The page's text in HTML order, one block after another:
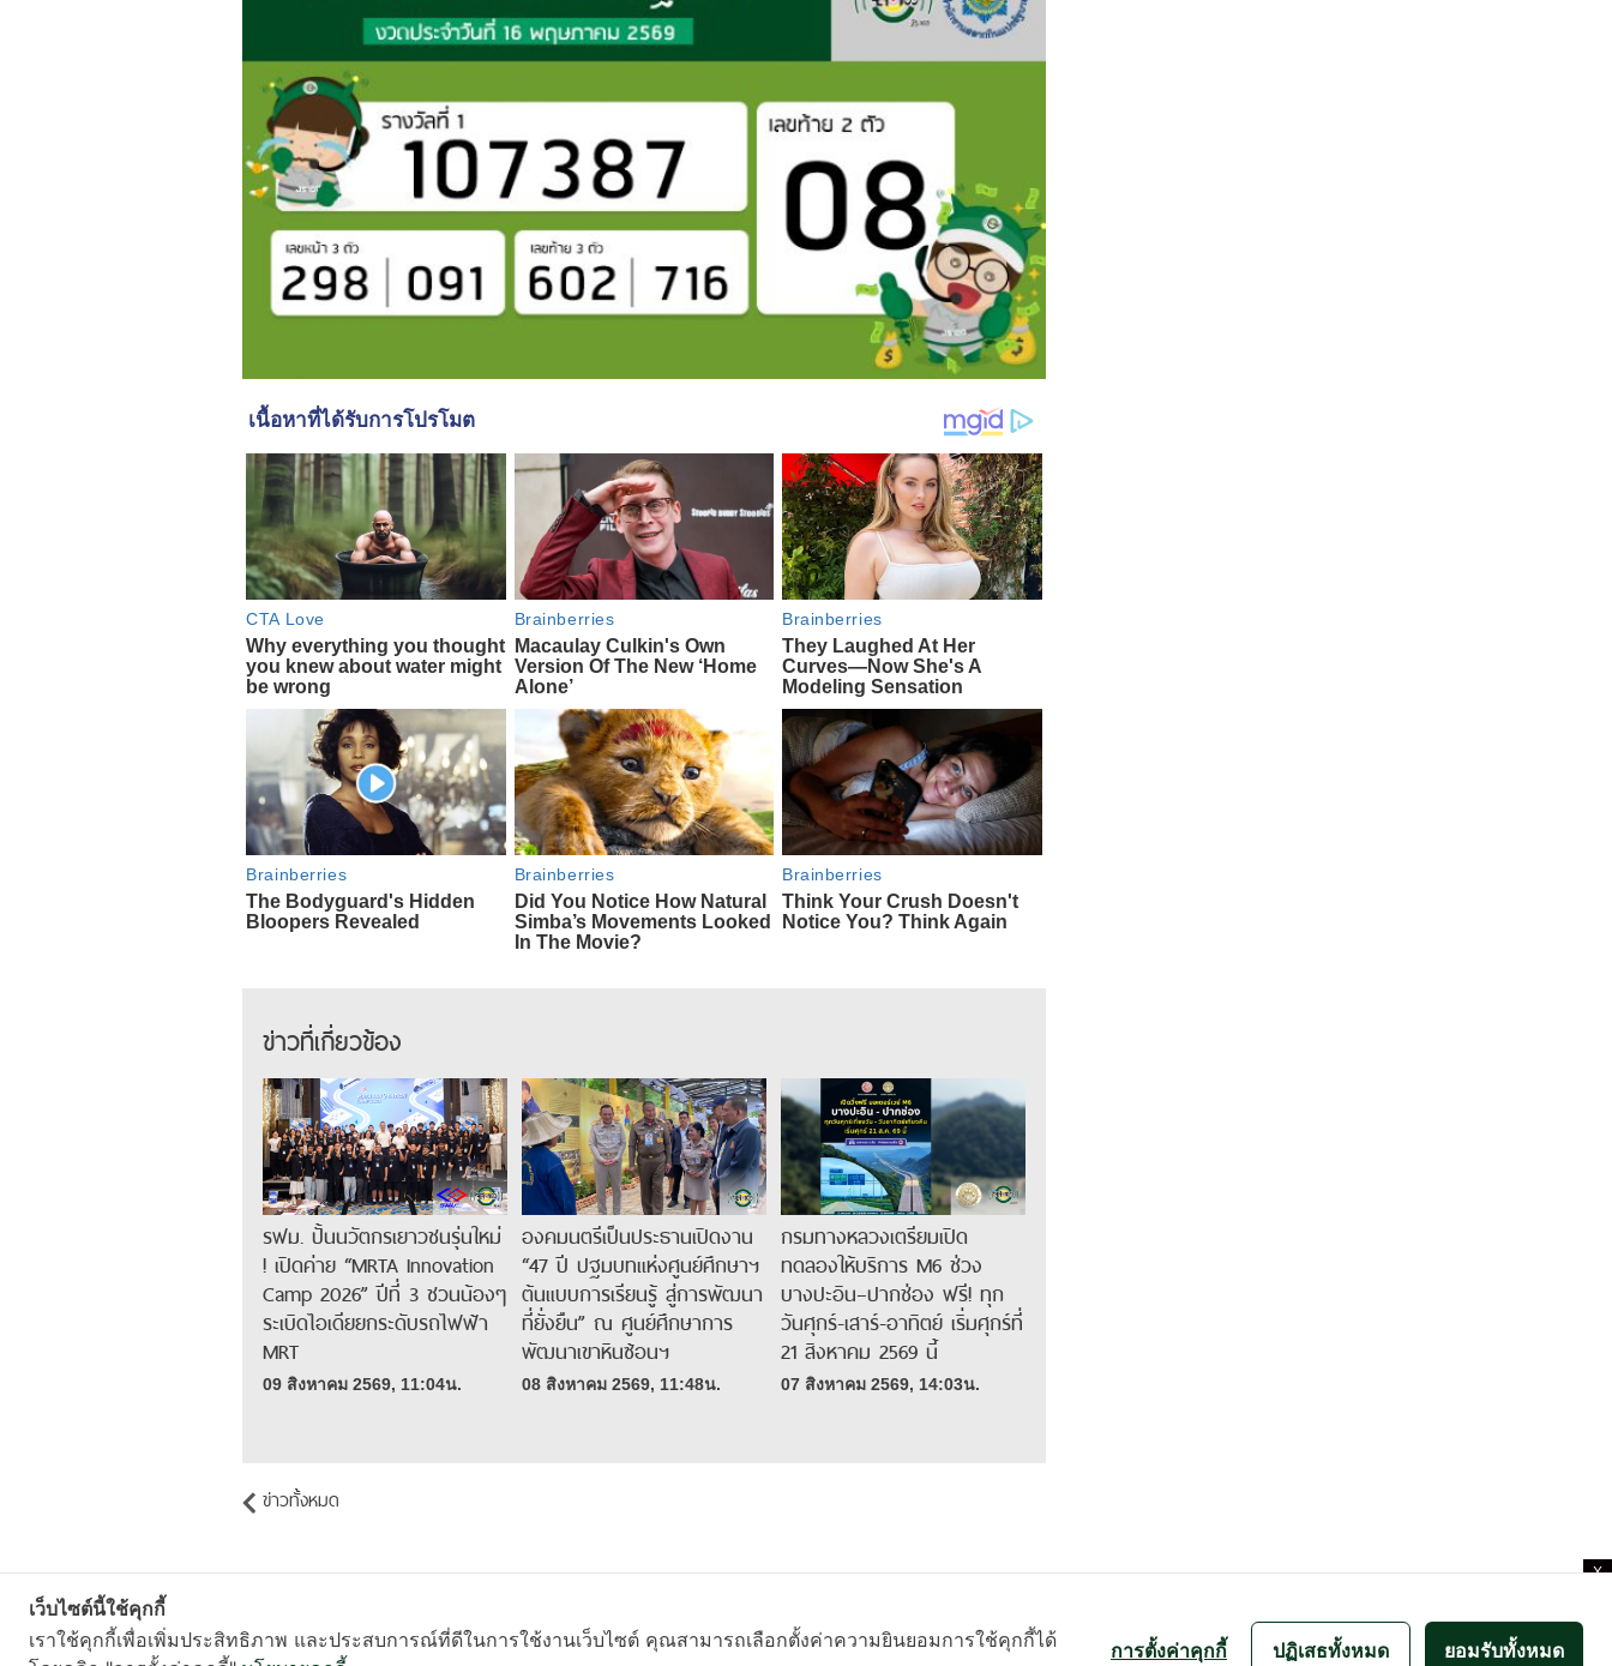
ข่าวที่เกี่ยวข้อง
รฟม. ปั้นนวัตกรเยาวชนรุ่นใหม่
! เปิดค่าย “MRTA Innovation
Camp 2026” ปีที่ 3 ชวนน้องๆ
ระเบิดไอเดียยกระดับรถไฟฟ้า
MRT
09 สิงหาคม 2569, 11:04น.
องคมนตรีเป็นประธานเปิดงาน
“47 ปี ปฐมบทแห่งศูนย์ศึกษาฯ
ต้นแบบการเรียนรู้ สู่การพัฒนา
ที่ยั่งยืน” ณ ศูนย์ศึกษาการ
พัฒนาเขาหินซ้อนฯ
08 สิงหาคม 2569, 11:48น.
กรมทางหลวงเตรียมเปิด
ทดลองให้บริการ M6 ช่วง
บางปะอิน–ปากช่อง ฟรี! ทุก
วันศุกร์-เสาร์-อาทิตย์ เริ่มศุกร์ที่
21 สิงหาคม 2569 นี้
07 สิงหาคม 2569, 14:03น.
ข่าวทั้งหมด
X
เว็บไซต์นี้ใช้คุกกี้
เราใช้คุกกี้เพื่อเพิ่มประสิทธิภาพ และประสบการณ์ที่ดีในการใช้งานเว็บไซต์ คุณสามารถเลือกตั้งค่าความยินยอมการใช้คุกกี้ได้
ปฏิเสธทั้งหมด ยอมรับทั้งหมด
การตั้งค่าคุกกี้